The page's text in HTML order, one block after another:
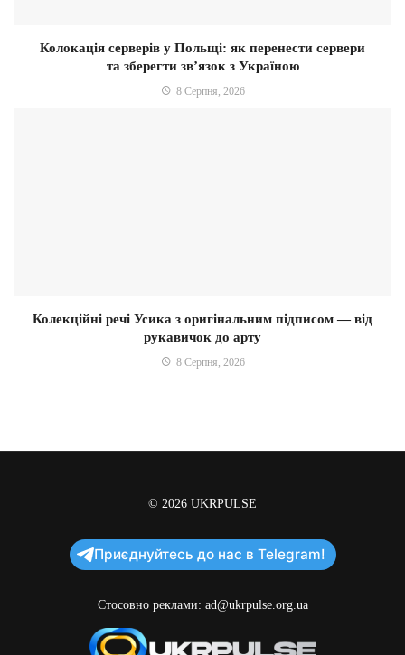
Колокація серверів у Польщі: як перенести сервери
та зберегти зв’язок з Україною
8 Серпня, 2026
Колекційні речі Усика з оригінальним підписом — від
рукавичок до арту
8 Серпня, 2026
© 2026 UKRPULSE
Приєднуйтесь до нас в Telegram!
Стосовно реклами: ad@ukrpulse.org.ua